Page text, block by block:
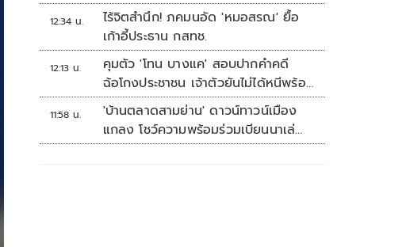
12:34 น.
ไร้จิตสำนึก! ภคมนอัด 'หมอสรณ' ยื้อ
เก้าอี้ประธาน กสทช.
12:13 น.
คุมตัว 'โทน บางแค' สอบปากคำคดี
ฉ้อโกงประชาชน เจ้าตัวยันไม่ได้หนีพร้อม
สู้คดี
11:58 น.
'บ้านตลาดสามย่าน' ดาวน์ทาวน์เมือง
แกลง โชว์ความพร้อมร่วมเบียนนาเล่
ระยอง